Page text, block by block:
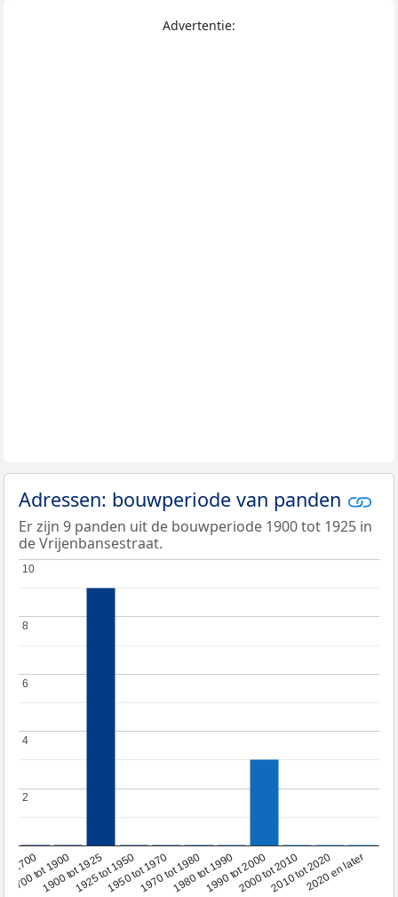
Advertentie:
Adressen: bouwperiode van panden
Er zijn 9 panden uit de bouwperiode 1900 tot 1925 in
de Vrijenbansestraat.
1700
1700 tot 1900
1900 tot 19251925 tot 19501950 tot 19701970 tot 19801980 tot 19901990 tot 20002000 tot 20102010 tot 20202020 en later
2
2
4
4
6
6
8
8
10
10